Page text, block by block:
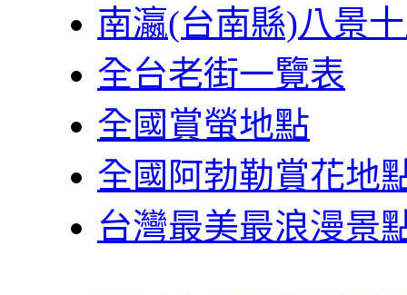
南瀛(台南縣)八景
全台老街一覽表
全國賞螢地點
全國阿勃勒賞花地
台灣最美最浪漫景